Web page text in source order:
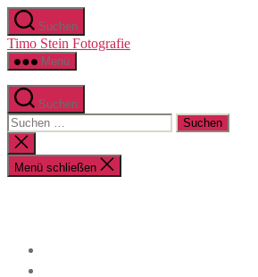
Zum
Inhalt
springen
Suchen
Timo Stein Fotografie
Menü
Suchen
Suchen
nach:
Suche
schließen
Menü schließen